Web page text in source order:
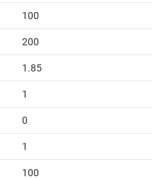
100
200
1.85
1
0
1
100